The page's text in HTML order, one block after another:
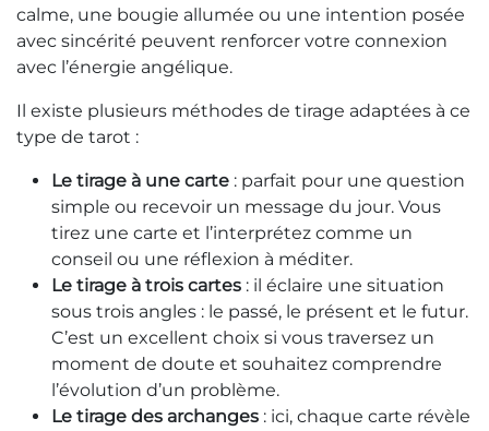
calme, une bougie allumée ou une intention posée
avec sincérité peuvent renforcer votre connexion
avec l’énergie angélique.
Il existe plusieurs méthodes de tirage adaptées à ce
type de tarot :
Le tirage à une carte : parfait pour une question
simple ou recevoir un message du jour. Vous
tirez une carte et l’interprétez comme un
conseil ou une réflexion à méditer.
Le tirage à trois cartes : il éclaire une situation
sous trois angles : le passé, le présent et le futur.
C’est un excellent choix si vous traversez un
moment de doute et souhaitez comprendre
l’évolution d’un problème.
Le tirage des archanges : ici, chaque carte révèle